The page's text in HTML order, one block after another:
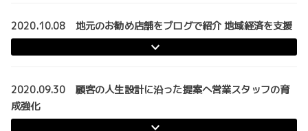
2020.10.08 地元のお勧め店舗をブログで紹介 地域経済を支援
2020.09.30 顧客の人生設計に沿った提案へ営業スタッフの育
成強化